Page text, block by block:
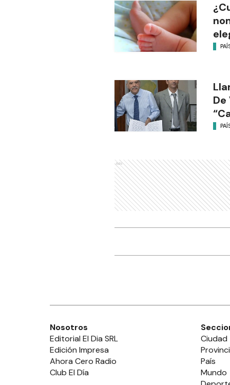
Ads
Nosotros
Editorial El Dia SRL
Edición Impresa
Ahora Cero Radio
Club El Día
Ciudad
País
Mundo